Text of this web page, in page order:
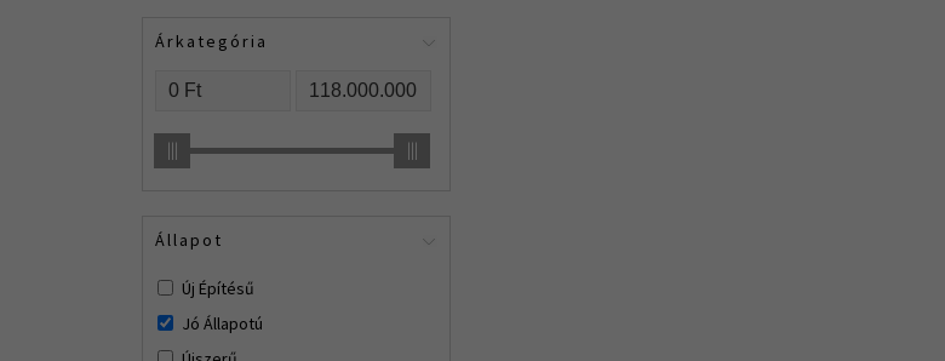
Árkategória
Állapot
Új Építésű
Jó Állapotú